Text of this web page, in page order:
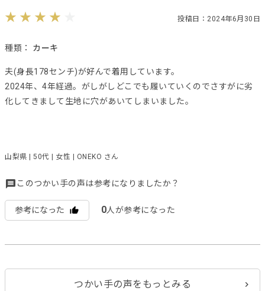
投稿日：2024年6月30日
種類： カーキ
夫(身長178センチ)が好んで着用しています。
2024年、4年経過。がしがしどこでも履いていくのでさすがに劣
化してきまして生地に穴があいてしまいました。
山梨県 | 50代 | 女性 | ONEKO さん
このつかい手の声は参考になりましたか？
参考になった 0人が参考になった
つかい手の声をもっとみる